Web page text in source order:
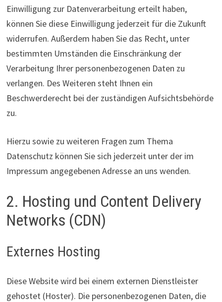
Einwilligung zur Datenverarbeitung erteilt haben,
können Sie diese Einwilligung jederzeit für die Zukunft
widerrufen. Außerdem haben Sie das Recht, unter
bestimmten Umständen die Einschränkung der
Verarbeitung Ihrer personenbezogenen Daten zu
verlangen. Des Weiteren steht Ihnen ein
Beschwerderecht bei der zuständigen Aufsichtsbehörde
zu.
Hierzu sowie zu weiteren Fragen zum Thema
Datenschutz können Sie sich jederzeit unter der im
Impressum angegebenen Adresse an uns wenden.
2. Hosting und Content Delivery
Networks (CDN)
Externes Hosting
Diese Website wird bei einem externen Dienstleister
gehostet (Hoster). Die personenbezogenen Daten, die